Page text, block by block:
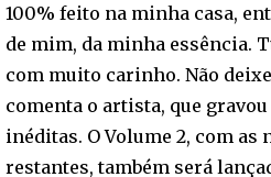
100% feito na minha casa,
de mim, da minha essência.
com muito carinho. Não
comenta o artista, que
inéditas. O Volume 2, com as
restantes, também será